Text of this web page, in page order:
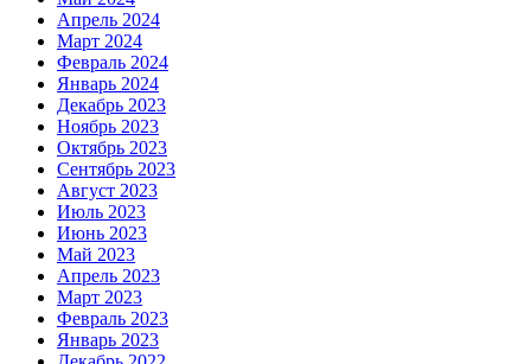
Апрель 2024
Март 2024
Февраль 2024
Январь 2024
Декабрь 2023
Ноябрь 2023
Октябрь 2023
Сентябрь 2023
Август 2023
Июль 2023
Июнь 2023
Май 2023
Апрель 2023
Март 2023
Февраль 2023
Январь 2023